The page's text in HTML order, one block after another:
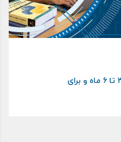
یادگیری پایتون برای مبتدیان بین ۳ تا ۶ ماه و برای